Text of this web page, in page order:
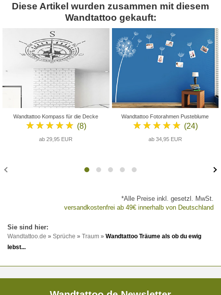
Diese Artikel wurden zusammen mit diesem
Wandtattoo gekauft:
Wandtattoo Kompass für die Decke
★★★★★ (8)
ab 29,95 EUR
Wandtattoo Fotorahmen Pusteblume
★★★★★ (24)
ab 34,95 EUR
*Alle Preise inkl. gesetzl. MwSt.
versandkostenfrei ab 49€ innerhalb von Deutschland
Wandtattoo.de » Sprüche » Traum » Wandtattoo Träume als ob du ewig
lebst...